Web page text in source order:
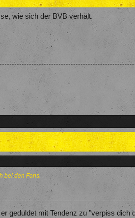
wie sich der BVB verhält.
bei den Fans.
geduldet mit Tendenz zu "verpiss